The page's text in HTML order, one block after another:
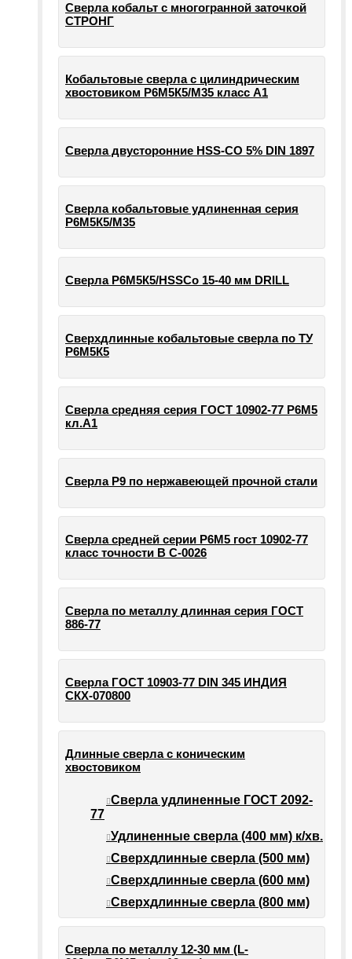
Сверла кобальт с многогранной заточкой
СТРОНГ
Кобальтовые сверла с цилиндрическим
хвостовиком Р6М5К5/М35 класс А1
Сверла двусторонние HSS-CO 5% DIN 1897
Сверла кобальтовые удлиненная серия
Р6М5К5/М35
Сверла Р6М5К5/HSSCo 15-40 мм DRILL
Сверхдлинные кобальтовые сверла по ТУ
Р6М5К5
Сверла средняя серия ГОСТ 10902-77 Р6М5
кл.А1
Сверла Р9 по нержавеющей прочной стали
Сверла средней серии Р6М5 гост 10902-77
класс точности В С-0026
Сверла по металлу длинная серия ГОСТ
886-77
Сверла ГОСТ 10903-77 DIN 345 ИНДИЯ
СКХ-070800
Длинные сверла с коническим
хвостовиком
Сверла удлиненные ГОСТ 2092-
77
Удлиненные сверла (400 мм) к/хв.
Сверхдлинные сверла (500 мм)
Сверхдлинные сверла (600 мм)
Сверхдлинные сверла (800 мм)
Сверла по металлу 12-30 мм (L-